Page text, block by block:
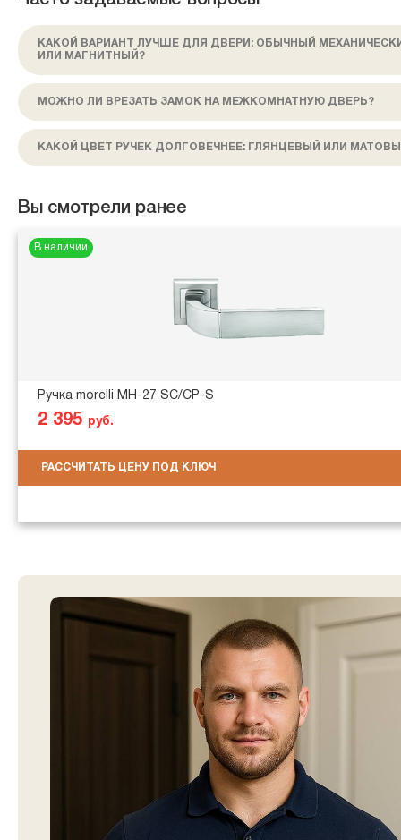
КАКОЙ ВАРИАНТ ЛУЧШЕ ДЛЯ ДВЕРИ: ОБЫЧНЫЙ
ИЛИ МАГНИТНЫЙ?
МОЖНО ЛИ ВРЕЗАТЬ ЗАМОК НА МЕЖКОМНАТНУЮ ДВЕРЬ?
КАКОЙ ЦВЕТ РУЧЕК ДОЛГОВЕЧНЕЕ: ГЛЯНЦЕВЫЙ ИЛИ
Вы смотрели ранее
В наличии
Ручка morelli MH-27 SC/CP-S
2 395 руб.
РАССЧИТАТЬ ЦЕНУ ПОД КЛЮЧ